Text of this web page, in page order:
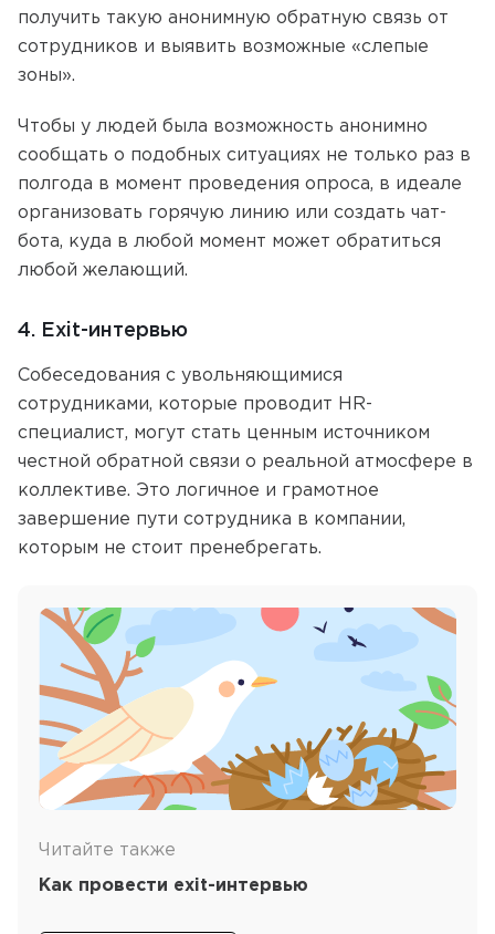
получить такую анонимную обратную связь от
сотрудников и выявить возможные «слепые
зоны».
Чтобы у людей была возможность анонимно
сообщать о подобных ситуациях не только раз в
полгода в момент проведения опроса, в идеале
организовать горячую линию или создать чат-
бота, куда в любой момент может обратиться
любой желающий.
4. Exit-интервью
Собеседования с увольняющимися
сотрудниками, которые проводит HR-
специалист, могут стать ценным источником
честной обратной связи о реальной атмосфере в
коллективе. Это логичное и грамотное
завершение пути сотрудника в компании,
которым не стоит пренебрегать.
Читайте также
Как провести exit-интервью